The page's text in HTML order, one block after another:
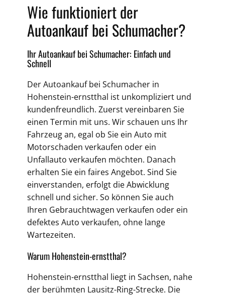
Wie funktioniert der
Autoankauf bei Schumacher?
Ihr Autoankauf bei Schumacher: Einfach und
Schnell
Der Autoankauf bei Schumacher in
Hohenstein-ernstthal ist unkompliziert und
kundenfreundlich. Zuerst vereinbaren Sie
einen Termin mit uns. Wir schauen uns Ihr
Fahrzeug an, egal ob Sie ein Auto mit
Motorschaden verkaufen oder ein
Unfallauto verkaufen möchten. Danach
erhalten Sie ein faires Angebot. Sind Sie
einverstanden, erfolgt die Abwicklung
schnell und sicher. So können Sie auch
Ihren Gebrauchtwagen verkaufen oder ein
defektes Auto verkaufen, ohne lange
Wartezeiten.
Warum Hohenstein-ernstthal?
Hohenstein-ernstthal liegt in Sachsen, nahe
der berühmten Lausitz-Ring-Strecke. Die